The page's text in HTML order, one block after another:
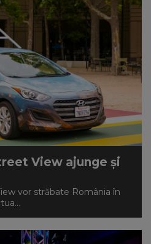
View ajunge și
vor străbate România în